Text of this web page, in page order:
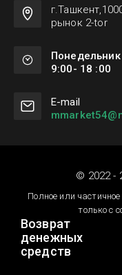
рынок 2-tor
9:00- 18 :00
Е-mail
© 2022 -
Полное или
только с
Возврат
денежных
средств